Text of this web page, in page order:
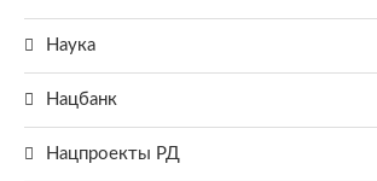
Наука
Нацбанк
Нацпроекты РД